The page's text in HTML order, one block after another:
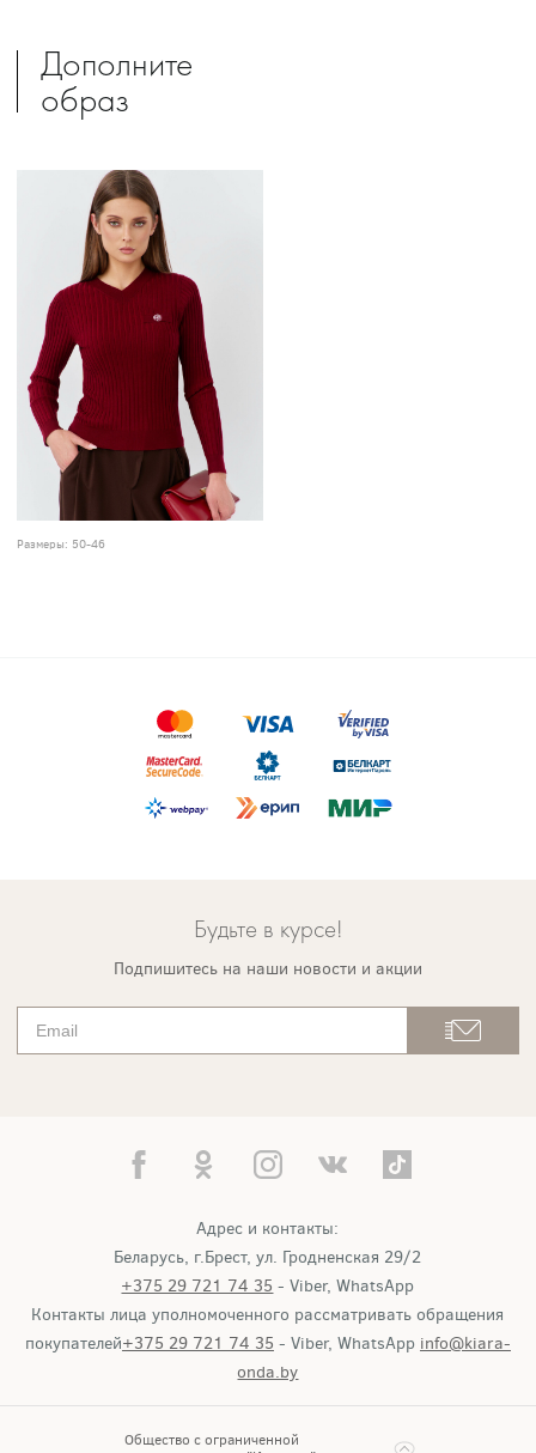
Дополните
образ
Размеры: 50-46
Будьте в курсе!
Подпишитесь на наши новости и акции
Адрес и контакты:
Беларусь, г.Брест, ул. Гродненская 29/2
+375 29 721 74 35 - Viber, WhatsApp
Контакты лица уполномоченного рассматривать обращения
покупателей+375 29 721 74 35 - Viber, WhatsApp info@kiara-
onda.by
Общество с ограниченной